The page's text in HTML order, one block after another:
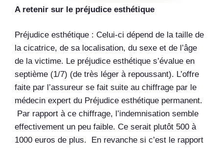
A retenir sur le préjudice esthétique
Préjudice esthétique : Celui-ci dépend de la taille de
la cicatrice, de sa localisation, du sexe et de l’âge
de la victime. Le préjudice esthétique s’évalue en
septième (1/7) (de très léger à repoussant). L’offre
faite par l’assureur se fait suite au chiffrage par le
médecin expert du Préjudice esthétique permanent.
Par rapport à ce chiffrage, l’indemnisation semble
effectivement un peu faible. Ce serait plutôt 500 à
1000 euros de plus. En revanche si c’est le rapport